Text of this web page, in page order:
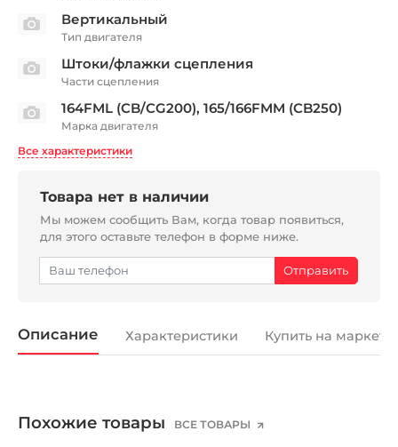
Вертикальный
Тип двигателя
Штоки/флажки сцепления
Части сцепления
164FML (CB/CG200), 165/166FMM (CB250)
Марка двигателя
Все характеристики
Товара нет в наличии
Мы можем сообщить Вам, когда товар появиться,
для этого оставьте телефон в форме ниже.
Описание Характеристики Купить на
Похожие товары ВСЕ ТОВАРЫ